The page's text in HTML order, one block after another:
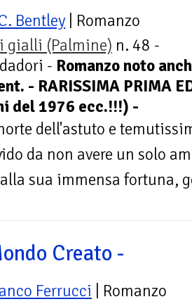
Bentley | Romanzo
gialli (Palmine) n. 48 -
- Romanzo noto
- RARISSIMA PRIMA
del 1976 ecc.!!!) -
dell'astuto e
da non avere un solo
sua immensa fortuna,
Creato -
Ferrucci | Romanzo